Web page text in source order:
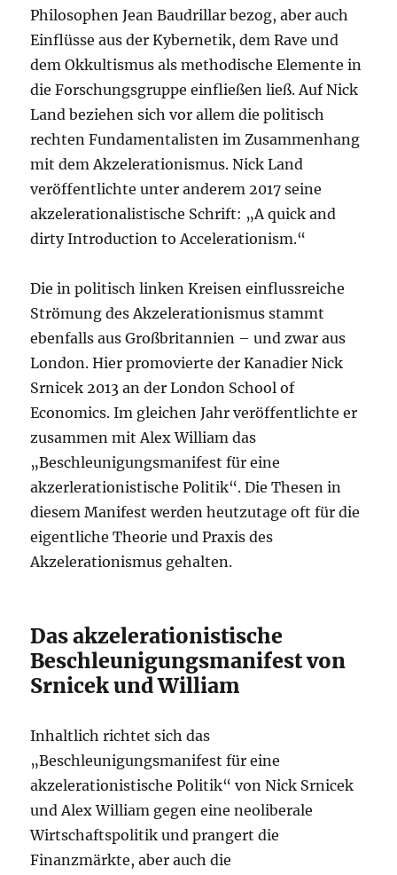
Philosophen Jean Baudrillar bezog, aber auch
Einflüsse aus der Kybernetik, dem Rave und
dem Okkultismus als methodische Elemente in
die Forschungsgruppe einfließen ließ. Auf Nick
Land beziehen sich vor allem die politisch
rechten Fundamentalisten im Zusammenhang
mit dem Akzelerationismus. Nick Land
veröffentlichte unter anderem 2017 seine
akzelerationalistische Schrift: „A quick and
dirty Introduction to Accelerationism.“
Die in politisch linken Kreisen einflussreiche
Strömung des Akzelerationismus stammt
ebenfalls aus Großbritannien – und zwar aus
London. Hier promovierte der Kanadier Nick
Srnicek 2013 an der London School of
Economics. Im gleichen Jahr veröffentlichte er
zusammen mit Alex William das
„Beschleunigungsmanifest für eine
akzerlerationistische Politik“. Die Thesen in
diesem Manifest werden heutzutage oft für die
eigentliche Theorie und Praxis des
Akzelerationismus gehalten.
Das akzelerationistische
Beschleunigungsmanifest von
Srnicek und William
Inhaltlich richtet sich das
„Beschleunigungsmanifest für eine
akzelerationistische Politik“ von Nick Srnicek
und Alex William gegen eine neoliberale
Wirtschaftspolitik und prangert die
Finanzmärkte, aber auch die